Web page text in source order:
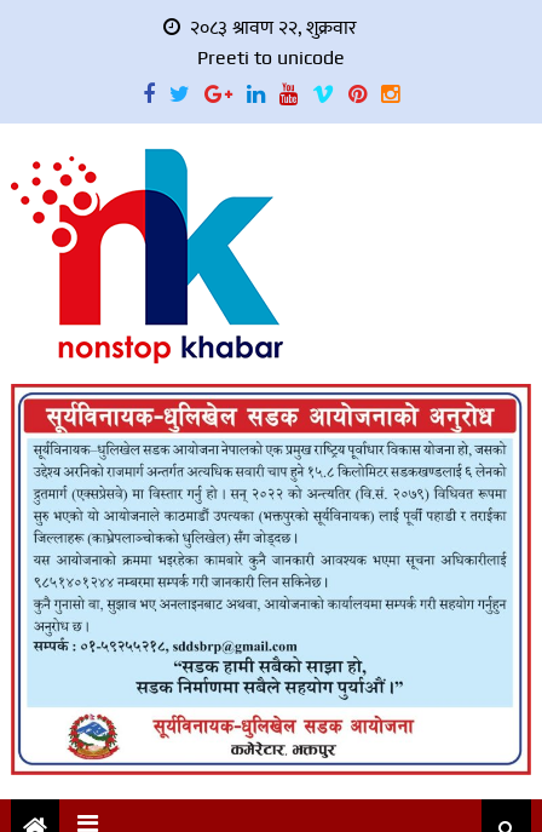
२०८३ श्रावण २२, शुक्रवार
Preeti to unicode